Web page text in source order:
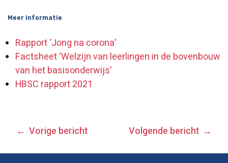
Meer informatie
Rapport ‘Jong na corona’
Factsheet ‘Welzijn van leerlingen in de bovenbouw
van het basisonderwijs’
HBSC rapport 2021
BERICHT
NAVIGATIE
Vorige bericht Volgende bericht